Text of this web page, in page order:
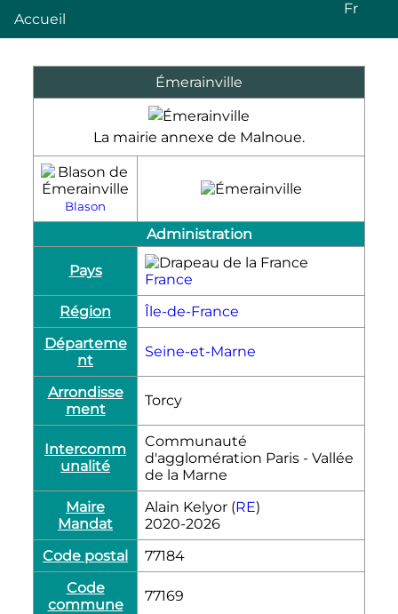
Accueil
Fr
Émerainville
La mairie annexe de Malnoue.
Blason
Administration
Pays
France
Région
Île-de-France
Départeme
nt
Seine-et-Marne
Arrondisse
ment
Torcy
Intercomm
unalité
Communauté
d'agglomération Paris - Vallée
de la Marne
Maire
Mandat
Alain Kelyor (RE)
2020-2026
Code postal
77184
Code
commune
77169